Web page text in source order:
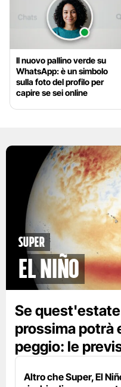
Il nuovo pallino verde su
WhatsApp: è un simbolo
sulla foto del profilo per
capire se sei online
Super
El Niño
Se
prossima potrà
peggio: le
Altro che Super, El